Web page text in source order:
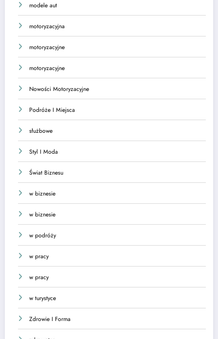
modele aut
motoryzacyjna
motoryzacyjne
motoryzacyjne
Nowości Motoryzacyjne
Podróże I Miejsca
służbowe
Styl I Moda
Świat Biznesu
w biznesie
w biznesie
w podróży
w pracy
w pracy
w turystyce
Zdrowie I Forma